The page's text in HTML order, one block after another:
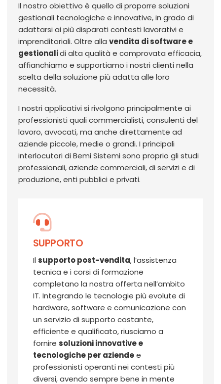
Il nostro obiettivo è quello di proporre soluzioni
gestionali tecnologiche e innovative, in grado di
adattarsi ai più disparati contesti lavorativi e
imprenditoriali. Oltre alla vendita di software e
gestionalidi alta qualità e comprovata efficacia,
affianchiamo e supportiamo i nostri clienti nella
scelta della soluzione più adatta alle loro
necessità.
I nostri applicativi si rivolgono principalmente ai
professionisti quali commercialisti, consulenti del
lavoro, avvocati, ma anche direttamente ad
aziende piccole, medie o grandi. I principali
interlocutori di Bemi Sistemi sono proprio gli studi
professionali, aziende commerciali, di servizi e di
produzione, enti pubblici e privati.
SUPPORTO
Il supporto post-vendita, l’assistenza
tecnica e i corsi di formazione
completano la nostra offerta nell’ambito
IT. Integrando le tecnologie più evolute di
hardware, software e comunicazione con
un servizio di supporto costante,
efficiente e qualificato, riusciamo a
fornire soluzioni innovative e
tecnologiche per aziendee
professionisti operanti nei contesti più
diversi, avendo sempre bene in mente